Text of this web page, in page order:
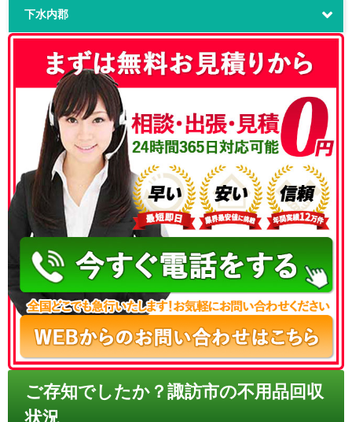
下水内郡
050-3186-4780
ご存知でしたか？諏訪市の不用品回収
状況